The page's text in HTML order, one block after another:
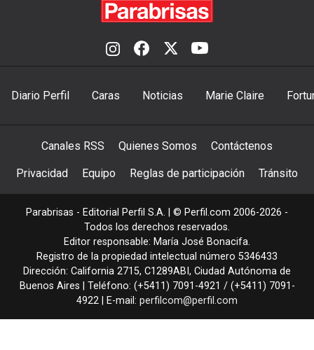
Diario Perfil Caras Noticias Marie Claire
Canales RSS Quienes Somos Contáctenos
Privacidad Equipo Reglas de participación Tránsito
Parabrisas - Editorial Perfil S.A. | © Perfil.com 2006-2026 -
Todos los derechos reservados.
Editor responsable: María José Bonacifa.
Registro de la propiedad intelectual número 5346433
Dirección: California 2715, C1289ABI, Ciudad Autónoma de
Buenos Aires | Teléfono: (+5411) 7091-4921 / (+5411) 7091-
4922 | E-mail: perfilcom@perfil.com